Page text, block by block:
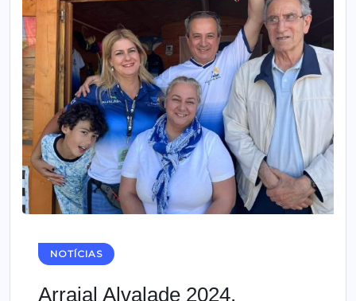
NOTÍCIAS
Arraial Alvalade 2024.